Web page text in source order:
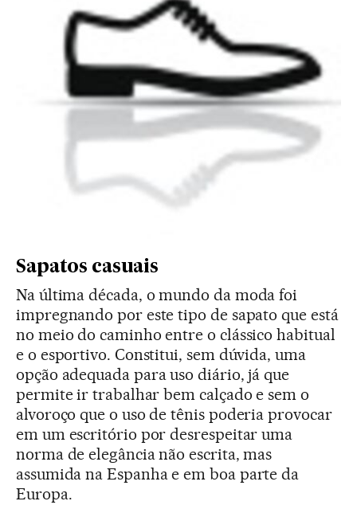
Sapatos casuais
Na última década, o mundo da moda foi
impregnando por este tipo de sapato que está
no meio do caminho entre o clássico habitual
e o esportivo. Constitui, sem dúvida, uma
opção adequada para uso diário, já que
permite ir trabalhar bem calçado e sem o
alvoroço que o uso de tênis poderia provocar
em um escritório por desrespeitar uma
norma de elegância não escrita, mas
assumida na Espanha e em boa parte da
Europa.